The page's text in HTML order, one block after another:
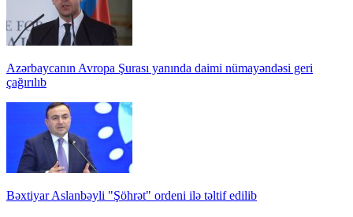
Azərbaycanın Avropa Şurası yanında daimi nümayəndəsi geri
çağırılıb
Bəxtiyar Aslanbəyli "Şöhrət" ordeni ilə təltif edilib